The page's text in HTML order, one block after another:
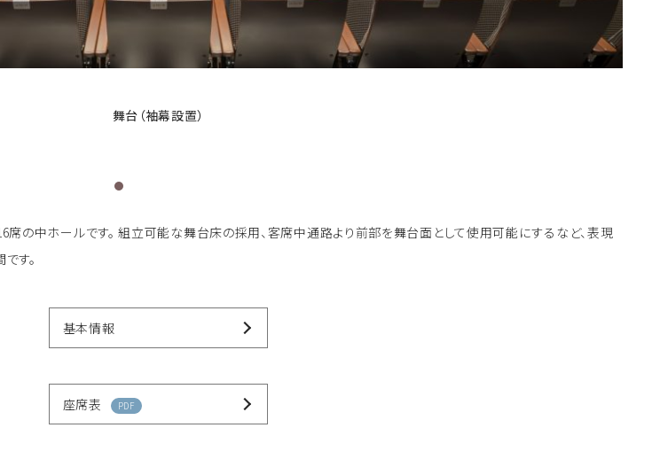
舞台（袖幕設置）
の中ホールです。 組立可能な舞台床の採用、客席中通路より前部を舞台面として使用可能にするなど、表現
す。
基本情報
座席表 PDF